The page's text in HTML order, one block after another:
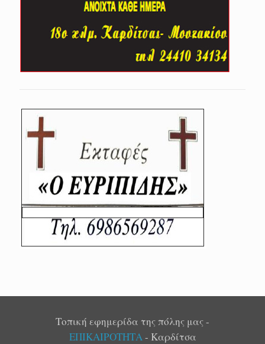
Τοπική εφημερίδα της πόλης μας -
ΕΠΙΚΑΙΡΟΤΗΤΑ- Καρδίτσα